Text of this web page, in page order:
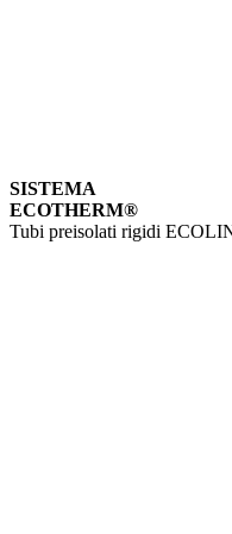
SISTEMA
ECOTHERM®
Tubi preisolati rigidi